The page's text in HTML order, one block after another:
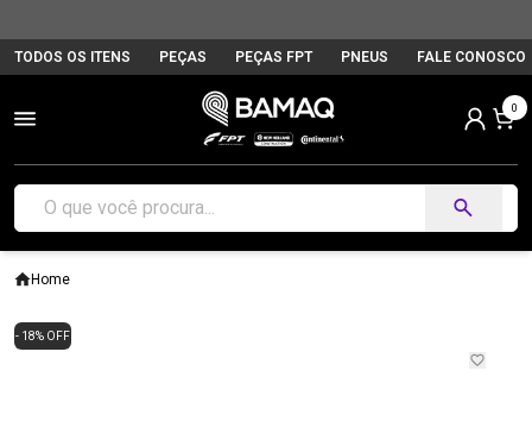
TODOS OS ITENS PEÇAS PEÇAS FPT PNEUS FALE CONOSCO
0
Home
- 18% OFF